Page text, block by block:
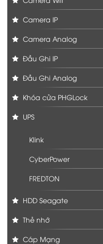
Camera IP
Camera Analog
Đầu Ghi IP
Đầu Ghi Analog
Khóa cửa PHGLock
UPS
Klink
CyberPower
FREDTON
HDD Seagate
Thẻ nhớ
Cáp Mạng